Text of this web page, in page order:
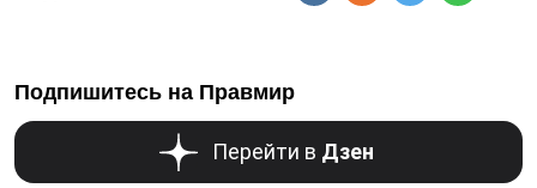
Подпишитесь на Правмир
Перейти в Дзен